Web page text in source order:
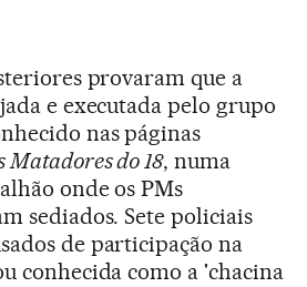
provaram que a
e executada pelo grupo
nas páginas
Matadores do 18, numa
onde os PMs
sediados. Sete policiais
de participação na
conhecida como a 'chacina